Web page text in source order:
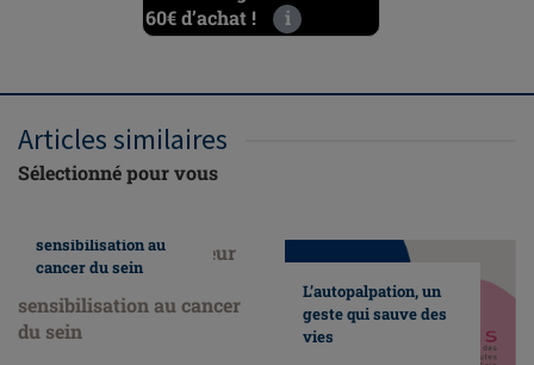
60€ d’achat !
i
Articles similaires
Sélectionné pour vous
sensibilisation au
cancer du sein
L’autopalpation, un
geste qui sauve des
vies